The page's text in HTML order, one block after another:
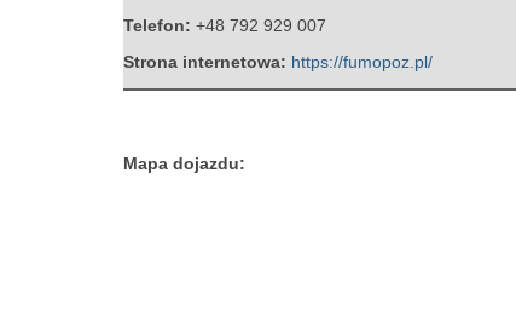
Telefon: +48 792 929 007
Strona internetowa: https://fumopoz.pl/
Mapa dojazdu: